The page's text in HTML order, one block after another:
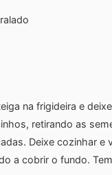
na frigideira e
retirando as
Deixe cozinhar e
a cobrir o fundo.